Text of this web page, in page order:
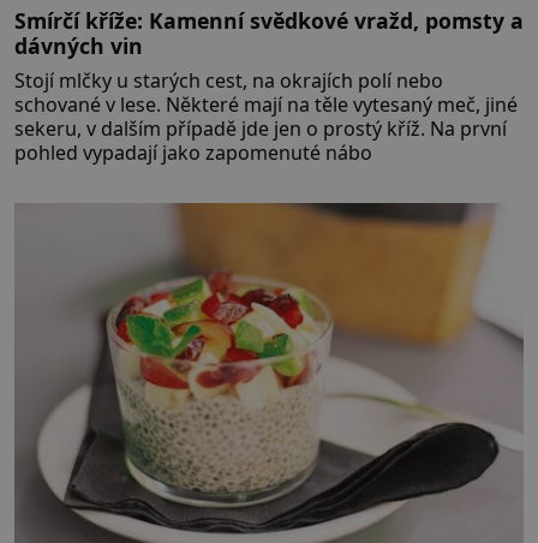
Smírčí kříže: Kamenní svědkové vražd, pomsty a
dávných vin
Stojí mlčky u starých cest, na okrajích polí nebo
schované v lese. Některé mají na těle vytesaný meč, jiné
sekeru, v dalším případě jde jen o prostý kříž. Na první
pohled vypadají jako zapomenuté nábo